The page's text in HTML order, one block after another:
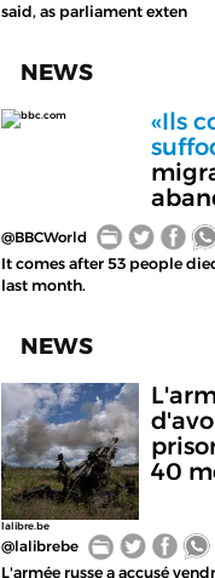
said, as parliament exten
NEWS
bbc.com
«Ils
@BBCWorld
It comes after 53 people
last month.
NEWS
lalibre.be
40
@lalibrebe
L'armée russe a accusé